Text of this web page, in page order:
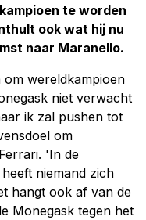
te worden
ook wat hij nu
naar Maranello.
om wereldkampioen
niet verwacht
ik zal pushen tot
om
'In de
niemand zich
hangt ook af van de
Monegask tegen het